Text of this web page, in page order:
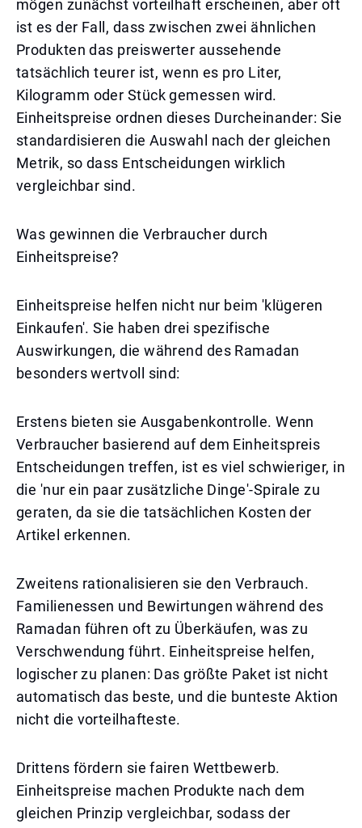
mögen zunächst vorteilhaft erscheinen, aber oft
ist es der Fall, dass zwischen zwei ähnlichen
Produkten das preiswerter aussehende
tatsächlich teurer ist, wenn es pro Liter,
Kilogramm oder Stück gemessen wird.
Einheitspreise ordnen dieses Durcheinander: Sie
standardisieren die Auswahl nach der gleichen
Metrik, so dass Entscheidungen wirklich
vergleichbar sind.
Was gewinnen die Verbraucher durch
Einheitspreise?
Einheitspreise helfen nicht nur beim 'klügeren
Einkaufen'. Sie haben drei spezifische
Auswirkungen, die während des Ramadan
besonders wertvoll sind:
Erstens bieten sie Ausgabenkontrolle. Wenn
Verbraucher basierend auf dem Einheitspreis
Entscheidungen treffen, ist es viel schwieriger, in
die 'nur ein paar zusätzliche Dinge'-Spirale zu
geraten, da sie die tatsächlichen Kosten der
Artikel erkennen.
Zweitens rationalisieren sie den Verbrauch.
Familienessen und Bewirtungen während des
Ramadan führen oft zu Überkäufen, was zu
Verschwendung führt. Einheitspreise helfen,
logischer zu planen: Das größte Paket ist nicht
automatisch das beste, und die bunteste Aktion
nicht die vorteilhafteste.
Drittens fördern sie fairen Wettbewerb.
Einheitspreise machen Produkte nach dem
gleichen Prinzip vergleichbar, sodass der